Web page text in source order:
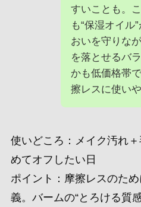
すいことも。
も“保湿オイル
おいを守りな
を落とせるバ
かも低価格帯
擦レスに使い
使いどころ：メイク汚れ
めてオフしたい日
ポイント：摩擦レスのため
義。バームの“とろける質